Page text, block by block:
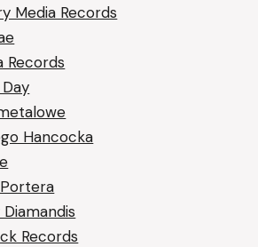
Media Records
Records
Hancocka
Records